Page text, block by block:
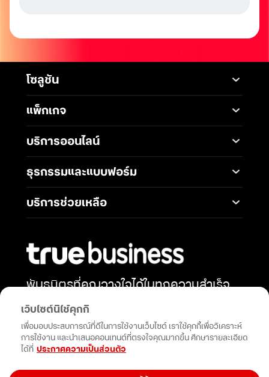
พันธมิตรที่คุณวางใจได้ในทุกความสำเร็จ
เสริมพลังธุรกิจของคุณด้วยโซลูชัน
นวัตกรรมและการสนับสนุนที่ไม่หยุดยั้ง
กดติดตาม
โซลูชัน
Mobile
5G Infrastructure
Broadband Internet
Business Network
Wireless Network
International Gateway
Communications
Productivity and
Collaboration
Solutions
Solutions
Network & Operation
Security
Security Service
แพ็กเกจ
แพ็กเกจมือถือ
โซลูชันสำหรับ SME
บริการออนไลน์
ธุรกรรมและแบบฟอร์ม
ช่องทางการชำระค่าบริการ
การโอนกรรมสิทธิ์
การแต่งตั้งทรูเป็นตัวแทน
หักและนำส่งภาษี ณ ที่จ่าย
การสมัครบัญชีธนาคาร
การขอรับซิมใหม่เนื่องจาก
ซิมเสีย
บริการช่วยเหลือ
คำถามที่พบบ่อย
เว็บไซต์นี้ใช้คุกกี้
เพื่อมอบประสบการณ์ที่ดีในการใช้งานเว็บไซต์ เราใช้คุกกี้เพื่อวิเคราะห์
การใช้งาน และนำเสนอคอนเทนต์ที่ตรงใจคุณมากขึ้น ศึกษารายละเอียด
ได้ที่ ประกาศความเป็นส่วนตัว